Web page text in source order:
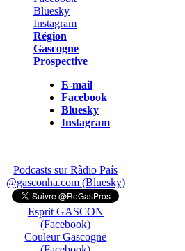
Région
Gascogne
Prospective
E-mail
Facebook
Bluesky
Instagram
Podcasts sur Ràdio País
@gasconha.com (Bluesky)
Esprit GASCON
(Facebook)
Couleur Gascogne